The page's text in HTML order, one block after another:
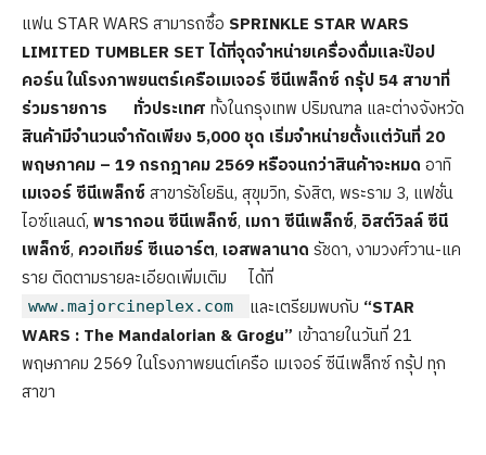
แฟน STAR WARS สามารถซื้อ SPRINKLE STAR WARS
LIMITED TUMBLER SET ได้ที่จุดจำหน่ายเครื่องดื่มและป๊อป
คอร์นในโรงภาพยนตร์เครือเมเจอร์ ซีนีเพล็กซ์ กรุ้ป 54 สาขาที่
ร่วมรายการ ทั่วประเทศ ทั้งในกรุงเทพ ปริมณฑล และต่างจังหวัด
สินค้ามีจำนวนจำกัดเพียง 5,000 ชุด เริ่มจำหน่ายตั้งแต่วันที่ 20
พฤษภาคม – 19 กรกฎาคม 2569 หรือจนกว่าสินค้าจะหมด อาทิ
เมเจอร์ ซีนีเพล็กซ์ สาขารัชโยธิน, สุขุมวิท, รังสิต, พระราม 3, แฟชั่น
ไอซ์แลนด์, พารากอน ซีนีเพล็กซ์, เมกา ซีนีเพล็กซ์, อิสต์วิลล์ ซีนี
เพล็กซ์, ควอเทียร์ ซีเนอาร์ต, เอสพลานาด รัชดา, งามวงศ์วาน-แค
ราย ติดตามรายละเอียดเพิ่มเติม ได้ที่
www.majorcineplex.com และเตรียมพบกับ “STAR
WARS : The Mandalorian & Grogu” เข้าฉายในวันที่ 21
พฤษภาคม 2569 ในโรงภาพยนต์เครือ เมเจอร์ ซีนีเพล็กซ์ กรุ้ป ทุก
สาขา